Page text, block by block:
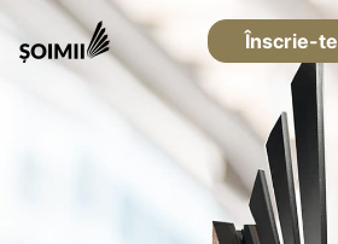
Înscrie-te